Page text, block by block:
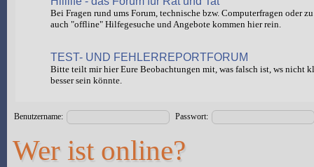
Bei Fragen rund ums Forum, technische bzw. Computerfragen oder
auch "offline" Hilfegesuche und Angebote kommen hier rein.
TEST- UND FEHLERREPORTFORUM
Bitte teilt mir hier Eure Beobachtungen mit, was falsch ist, ws nicht
besser sein könnte.
Benutzername: Passwort:
Wer ist online?